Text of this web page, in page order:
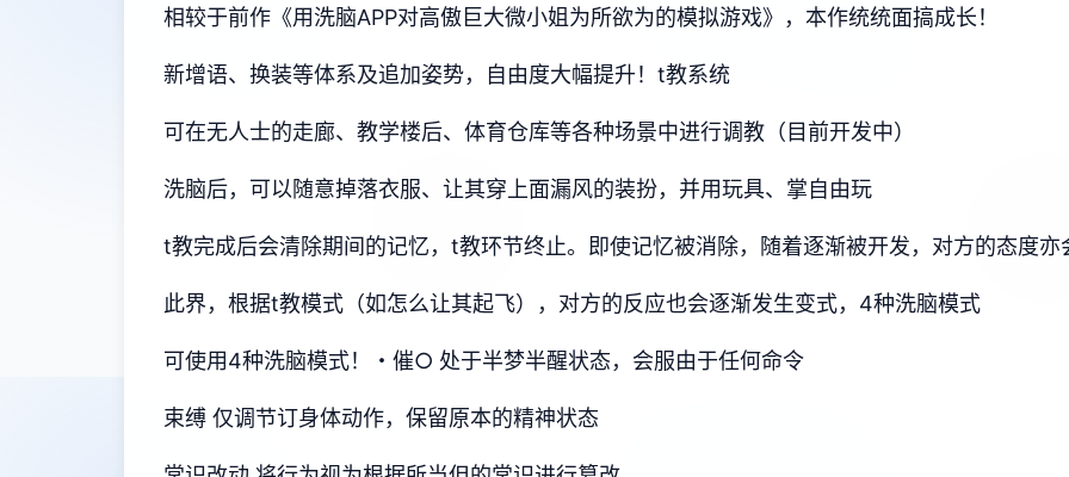
相较于前作《用洗脑APP对高傲巨大微小姐为所欲为的模拟游戏》，本作统统面搞成长！
新增语、换装等体系及追加姿势，自由度大幅提升！t教系统
可在无人士的走廊、教学楼后、体育仓库等各种场景中进行调教（目前开发中）
洗脑后，可以随意掉落衣服、让其穿上面漏风的装扮，并用玩具、掌自由玩
t教完成后会清除期间的记忆，t教环节终止。即使记忆被消除，随着逐渐被开发，对方的态度亦
此界，根据t教模式（如怎么让其起飞），对方的反应也会逐渐发生变式，4种洗脑模式
可使用4种洗脑模式！・催○ 处于半梦半醒状态，会服由于任何命令
束缚 仅调节订身体动作，保留原本的精神状态